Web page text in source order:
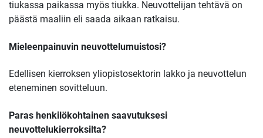
tiukassa paikassa myös tiukka. Neuvottelijan tehtävä on
päästä maaliin eli saada aikaan ratkaisu.
Mieleenpainuvin neuvottelumuistosi?
Edellisen kierroksen yliopistosektorin lakko ja neuvottelun
eteneminen sovitteluun.
Paras henkilökohtainen saavutuksesi
neuvottelukierroksilta?